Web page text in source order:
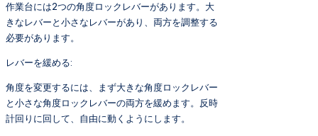
作業台には2つの角度ロックレバーがあります。大
きなレバーと小さなレバーがあり、両方を調整する
必要があります。
レバーを緩める:
角度を変更するには、まず大きな角度ロックレバー
と小さな角度ロックレバーの両方を緩めます。反時
計回りに回して、自由に動くようにします。